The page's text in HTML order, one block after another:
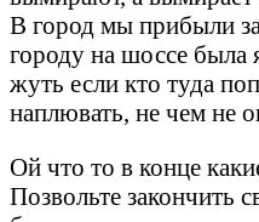
В город мы прибыли
городу на шоссе была
жуть если кто туда
наплювать, не чем не
Ой что то в конце
Позвольте закончить